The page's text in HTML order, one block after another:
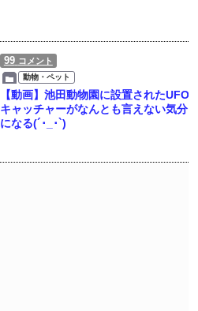
99 コメント
動物・ペット
【動画】池田動物園に設置されたUFO
キャッチャーがなんとも言えない気分
になる(´･_･`)